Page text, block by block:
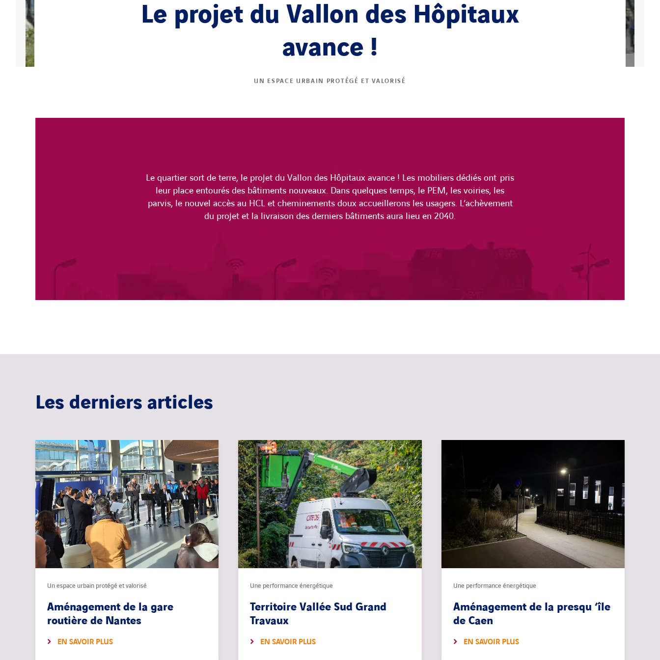
Le projet du Vallon des Hôpitaux
avance !
UN ESPACE URBAIN PROTÉGÉ ET VALORISÉ
Le quartier sort de terre, le projet du Vallon des Hôpitaux avance ! Les mobiliers dédiés ont pris
leur place entourés des bâtiments nouveaux. Dans quelques temps, le PEM, les voiries, les
parvis, le nouvel accès au HCL et cheminements doux accueillerons les usagers. L’achèvement
du projet et la livraison des derniers bâtiments aura lieu en 2040.
Les derniers articles
Un espace urbain protégé et valorisé
Aménagement de la gare
routière de Nantes
EN SAVOIR PLUS
Une performance énergétique
Territoire Vallée Sud Grand
Travaux
EN SAVOIR PLUS
Une performance énergétique
Aménagement de la presqu ‘île
de Caen
EN SAVOIR PLUS